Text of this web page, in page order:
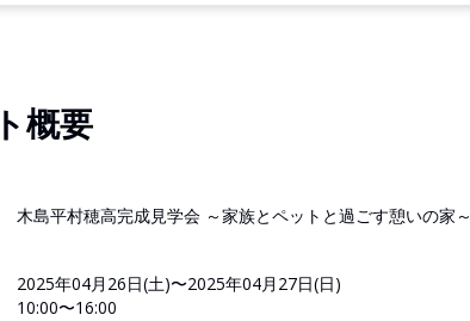
概要
木島平村穂高完成見学会 ～家族とペットと過ごす憩いの家～
2025年04月26日(土)〜2025年04月27日(日)
10:00〜16:00